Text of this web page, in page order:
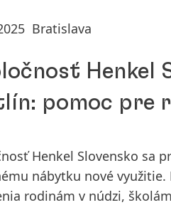
Bratislava
Henkel
pomoc pre
Henkel Slovensko sa
nábytku nové
rodinám v núdzi,